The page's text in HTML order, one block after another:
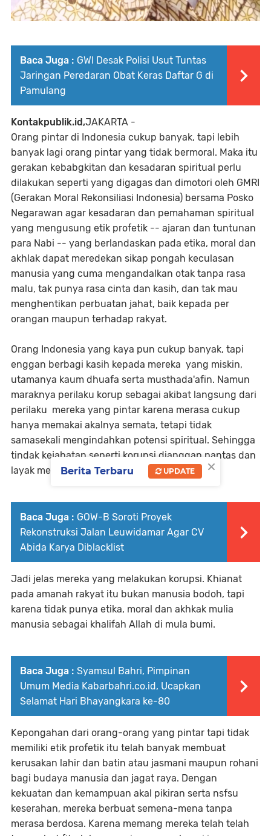
Baca Juga : GWI Desak Polisi Usut Tuntas
Jaringan Peredaran Obat Keras Daftar G di
Pamulang
Kontakpublik.id,JAKARTA -
Orang pintar di Indonesia cukup banyak, tapi lebih
banyak lagi orang pintar yang tidak bermoral. Maka itu
gerakan kebabgkitan dan kesadaran spiritual perlu
dilakukan seperti yang digagas dan dimotori oleh GMRI
(Gerakan Moral Rekonsiliasi Indonesia) bersama Posko
Negarawan agar kesadaran dan pemahaman spiritual
yang mengusung etik profetik -- ajaran dan tuntunan
para Nabi -- yang berlandaskan pada etika, moral dan
akhlak dapat meredekan sikap pongah keculasan
manusia yang cuma mengandalkan otak tanpa rasa
malu, tak punya rasa cinta dan kasih, dan tak mau
menghentikan perbuatan jahat, baik kepada per
orangan maupun terhadap rakyat.
Orang Indonesia yang kaya pun cukup banyak, tapi
enggan berbagi kasih kepada mereka yang miskin,
utamanya kaum dhuafa serta musthada'afin. Namun
maraknya perilaku korup sebagai akibat langsung dari
perilaku mereka yang pintar karena merasa cukup
hanya memakai akalnya semata, tetapi tidak
samasekali mengindahkan potensi spiritual. Sehingga
tindak kejahatan seperti korupsi dianggap pantas dan
layak mereka kakukan.
Baca Juga : GOW-B Soroti Proyek
Rekonstruksi Jalan Leuwidamar Agar CV
Abida Karya Diblacklist
Jadi jelas mereka yang melakukan korupsi. Khianat
pada amanah rakyat itu bukan manusia bodoh, tapi
karena tidak punya etika, moral dan akhkak mulia
manusia sebagai khalifah Allah di mula bumi.
Baca Juga : Syamsul Bahri, Pimpinan
Umum Media Kabarbahri.co.id, Ucapkan
Selamat Hari Bhayangkara ke-80
Kepongahan dari orang-orang yang pintar tapi tidak
memiliki etik profetik itu telah banyak membuat
kerusakan lahir dan batin atau jasmani maupun rohani
bagi budaya manusia dan jagat raya. Dengan
kekuatan dan kemampuan akal pikiran serta nsfsu
keserahan, mereka berbuat semena-mena tanpa
merasa berdosa. Karena memang mereka telah telah
×
Berita Terbaru UPDATE